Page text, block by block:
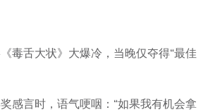
毒舌大状》大爆冷，当晚仅夺得“最佳
感言时，语气哽咽：“如果我有机会拿